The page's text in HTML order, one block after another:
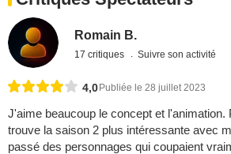
Romain B.
17 critiques Suivre son activité
4,0Publiée le 28 juillet 2023
J'aime beaucoup le concept et l'animation.
trouve la saison 2 plus intéressante avec
passé des personnages qui coupaient